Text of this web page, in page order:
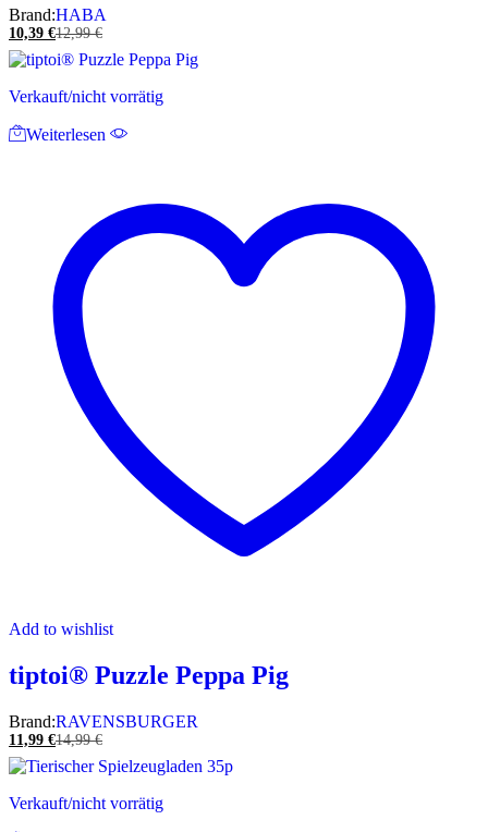
Brand:HABA
10,39 €12,99€
Verkauft/nicht vorrätig
Weiterlesen
Add to wishlist
tiptoi® Puzzle Peppa Pig
Brand:RAVENSBURGER
11,99 €14,99€
Verkauft/nicht vorrätig